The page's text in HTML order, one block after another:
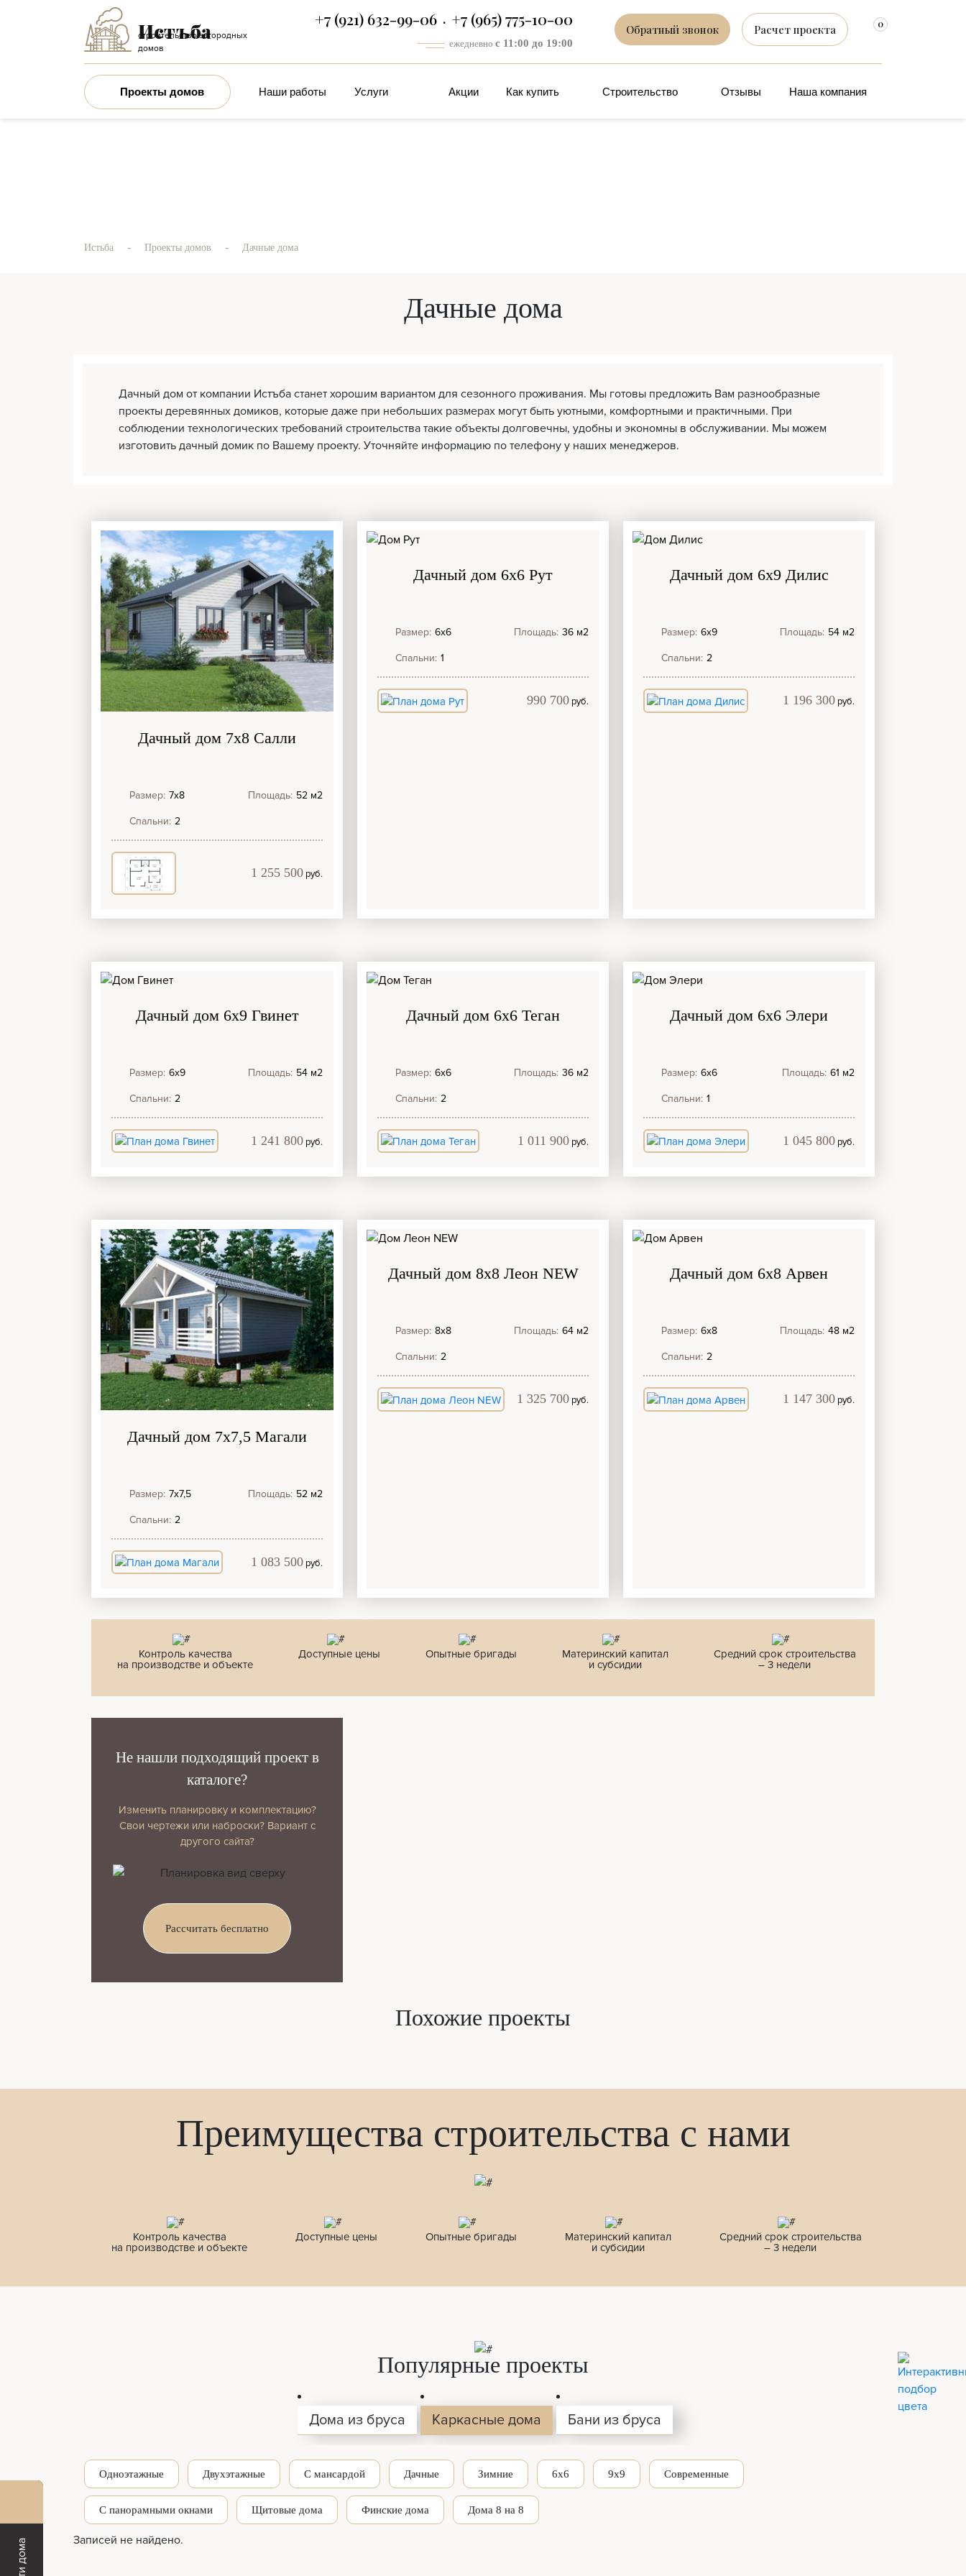
строительство загородных
домов
+7 (921) 632-99-06 +7 (965) 775-10-00
ежедневно с 11:00 до 19:00
Обратный звонок Расчет проекта 0
Проекты домов Наши работы Услуги Акции Как купить Строительство Отзывы Наша компания
Истьба - Проекты домов - Дачные дома
Дачные дома
Дачный дом от компании Истъба станет хорошим вариантом для сезонного проживания. Мы готовы предложить Вам разнообразные
проекты деревянных домиков, которые даже при небольших размерах могут быть уютными, комфортными и практичными. При
соблюдении технологических требований строительства такие объекты долговечны, удобны и экономны в обслуживании. Мы можем
изготовить дачный домик по Вашему проекту. Уточняйте информацию по телефону у наших менеджеров.
Дачный дом 7х8 Салли
Размер: 7х8 Площадь: 52 м2
Спальни: 2
1 255 500 руб.
Дачный дом 6х6 Рут
Размер: 6х6 Площадь: 36 м2
Спальни: 1
990 700 руб.
Дачный дом 6х9 Дилис
Размер: 6х9 Площадь: 54 м2
Спальни: 2
1 196 300 руб.
Дачный дом 6х9 Гвинет
Размер: 6х9 Площадь: 54 м2
Спальни: 2
1 241 800 руб.
Дачный дом 6х6 Теган
Размер: 6х6 Площадь: 36 м2
Спальни: 2
1 011 900 руб.
Дачный дом 6х6 Элери
Размер: 6х6 Площадь: 61 м2
Спальни: 1
1 045 800 руб.
Дачный дом 7х7,5 Магали
Размер: 7х7,5 Площадь: 52 м2
Спальни: 2
1 083 500 руб.
Дачный дом 8х8 Леон NEW
Размер: 8х8 Площадь: 64 м2
Спальни: 2
1 325 700 руб.
Дачный дом 6х8 Арвен
Размер: 6х8 Площадь: 48 м2
Спальни: 2
1 147 300 руб.
Контроль качества
на производстве и объекте
Доступные цены Опытные бригады
Материнский капитал
и субсидии
Средний срок строительства
– 3 недели
Не нашли подходящий проект в
каталоге?
Изменить планировку и комплектацию?
Свои чертежи или наброски? Вариант с
другого сайта?
Рассчитать бесплатно
Похожие проекты
Преимущества строительства с нами
Контроль качества
на производстве и объекте
Доступные цены Опытные бригады
Материнский капитал
и субсидии
Средний срок строительства
– 3 недели
Популярные проекты
Дома из бруса Каркасные дома Бани из бруса
Одноэтажные Двухэтажные С мансардой Дачные Зимние 6x6 9x9 Современные
С панорамными окнами Щитовые дома Финские дома Дома 8 на 8
Записей не найдено.